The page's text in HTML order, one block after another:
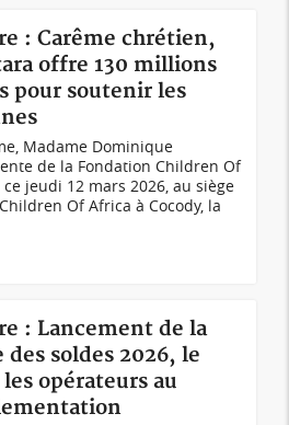
: Carême chrétien,
offre 130 millions
pour soutenir les
Madame Dominique
de la Fondation Children Of
jeudi 12 mars 2026, au siège
Of Africa à Cocody, la
: Lancement de la
soldes 2026, le
opérateurs au